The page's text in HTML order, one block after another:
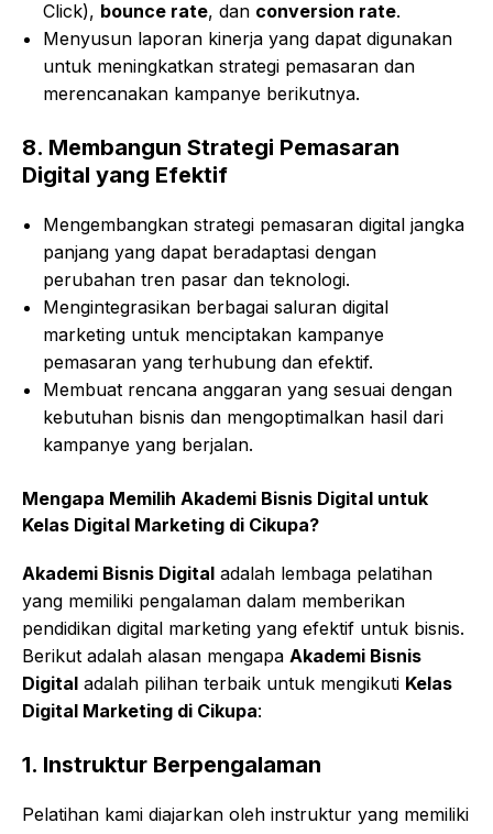
Click), bounce rate, dan conversion rate.
Menyusun laporan kinerja yang dapat digunakan
untuk meningkatkan strategi pemasaran dan
merencanakan kampanye berikutnya.
8. Membangun Strategi Pemasaran
Digital yang Efektif
Mengembangkan strategi pemasaran digital jangka
panjang yang dapat beradaptasi dengan
perubahan tren pasar dan teknologi.
Mengintegrasikan berbagai saluran digital
marketing untuk menciptakan kampanye
pemasaran yang terhubung dan efektif.
Membuat rencana anggaran yang sesuai dengan
kebutuhan bisnis dan mengoptimalkan hasil dari
kampanye yang berjalan.
Mengapa Memilih Akademi Bisnis Digital untuk
Kelas Digital Marketing di Cikupa?
Akademi Bisnis Digital adalah lembaga pelatihan
yang memiliki pengalaman dalam memberikan
pendidikan digital marketing yang efektif untuk bisnis.
Berikut adalah alasan mengapa Akademi Bisnis
Digital adalah pilihan terbaik untuk mengikuti Kelas
Digital Marketing di Cikupa:
1. Instruktur Berpengalaman
Pelatihan kami diajarkan oleh instruktur yang memiliki